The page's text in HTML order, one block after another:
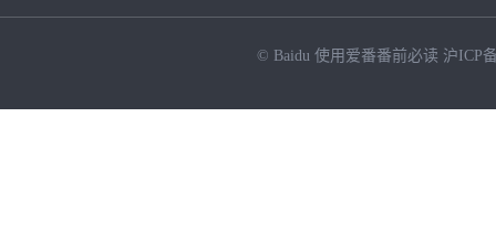
© Baidu 使用爱番番前必读 沪ICP